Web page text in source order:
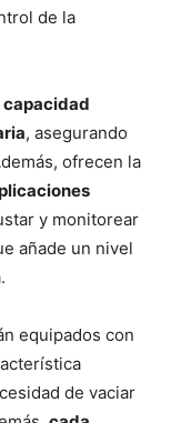
de la
capacidad
, asegurando
ofrecen la
y monitorear
añade un nivel
equipados con
de vaciar